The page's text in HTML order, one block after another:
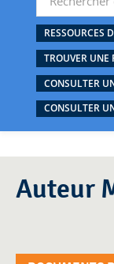
RESSOURCES
TROUVER UNE
CONSULTER
CONSULTER